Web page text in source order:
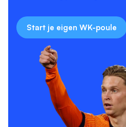
Start je eigen WK-poule